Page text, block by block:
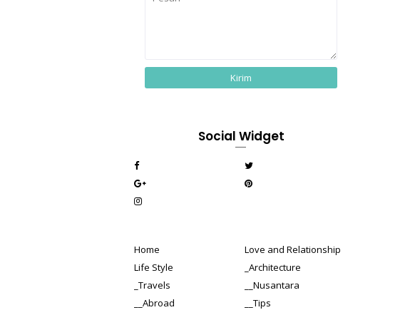
Social Widget
Home
Love and Relationship
Life Style
_Architecture
_Travels
__Nusantara
__Abroad
__Tips